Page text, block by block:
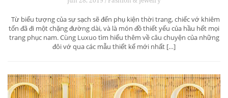
Từ biểu tượng của sự sạch sẽ đến phụ kiện thời trang, chiếc vớ khiêm
tốn đã đi một chặng đường dài, và là món đồ thiết yếu của hầu hết mọi
trang phục nam. Cùng Luxuo tìm hiểu thêm về câu chuyện của những
đôi vớ qua các mẫu thiết kế mới nhất […]